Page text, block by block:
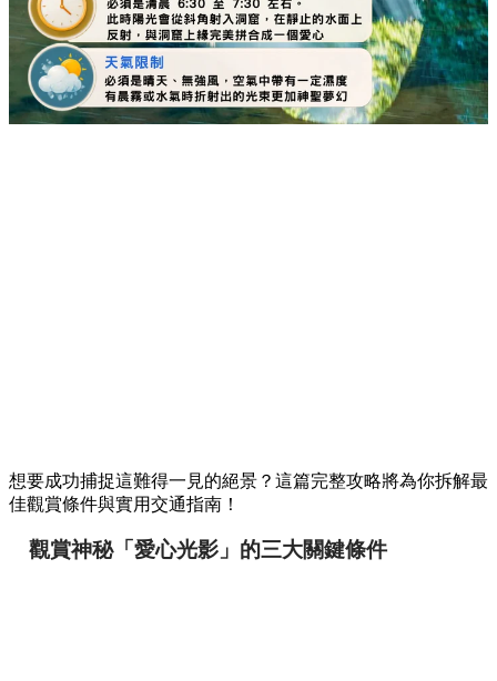
想要成功捕捉這難得一見的絕景？這篇完整攻略將為你拆解最
佳觀賞條件與實用交通指南！
觀賞神秘「愛心光影」的三大關鍵條件